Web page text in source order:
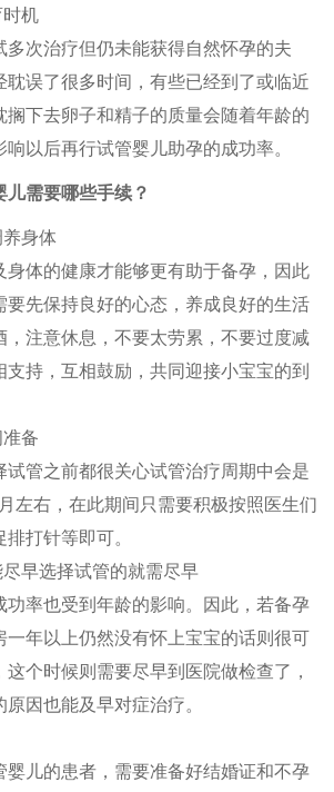
时机
多次治疗但仍未能获得自然怀孕的夫
耽误了很多时间，有些已经到了或临近
搁下去卵子和精子的质量会随着年龄的
以后再行试管婴儿助孕的成功率。
需要哪些手续？
养身体
身体的健康才能够更有助于备孕，因此
要先保持良好的心态，养成良好的生活
，注意休息，不要太劳累，不要过度减
支持，互相鼓励，共同迎接小宝宝的到
备
试管之前都很关心试管治疗周期中会是
左右，在此期间只需要积极按照医生们
打针等即可。
早选择试管的就需尽早
功率也受到年龄的影响。因此，若备孕
一年以上仍然没有怀上宝宝的话则很可
个时候则需要尽早到医院做检查了，
因也能及早对症治疗。
婴儿的患者，需要准备好结婚证和不孕